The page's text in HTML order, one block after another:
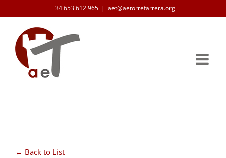
content
+34 653 612 965 | aet@aetorrefarrera.org
← Back to List